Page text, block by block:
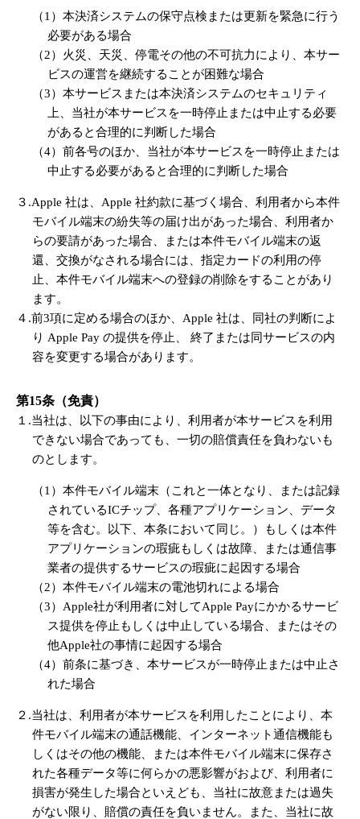
（1）本決済システムの保守点検または更新を緊急に行う
必要がある場合
（2）火災、天災、停電その他の不可抗力により、本サー
ビスの運営を継続することが困難な場合
（3）本サービスまたは本決済システムのセキュリティ
上、当社が本サービスを一時停止または中止する必要
があると合理的に判断した場合
（4）前各号のほか、当社が本サービスを一時停止または
中止する必要があると合理的に判断した場合
３.Apple 社は、Apple 社約款に基づく場合、利用者から本件
モバイル端末の紛失等の届け出があった場合、利用者か
らの要請があった場合、または本件モバイル端末の返
還、交換がなされる場合には、指定カードの利用の停
止、本件モバイル端末への登録の削除をすることがあり
ます。
４.前3項に定める場合のほか、Apple 社は、同社の判断によ
り Apple Pay の提供を停止、 終了または同サービスの内
容を変更する場合があります。
第15条（免責）
１.当社は、以下の事由により、利用者が本サービスを利用
できない場合であっても、一切の賠償責任を負わないも
のとします。
（1）本件モバイル端末（これと一体となり、または記録
されているICチップ、各種アプリケーション、データ
等を含む。以下、本条において同じ。）もしくは本件
アプリケーションの瑕疵もしくは故障、または通信事
業者の提供するサービスの瑕疵に起因する場合
（2）本件モバイル端末の電池切れによる場合
（3）Apple社が利用者に対してApple Payにかかるサービ
ス提供を停止もしくは中止している場合、またはその
他Apple社の事情に起因する場合
（4）前条に基づき、本サービスが一時停止または中止さ
れた場合
２.当社は、利用者が本サービスを利用したことにより、本
件モバイル端末の通話機能、インターネット通信機能も
しくはその他の機能、または本件モバイル端末に保存さ
れた各種データ等に何らかの悪影響がおよび、利用者に
損害が発生した場合といえども、当社に故意または過失
がない限り、賠償の責任を負いません。また、当社に故